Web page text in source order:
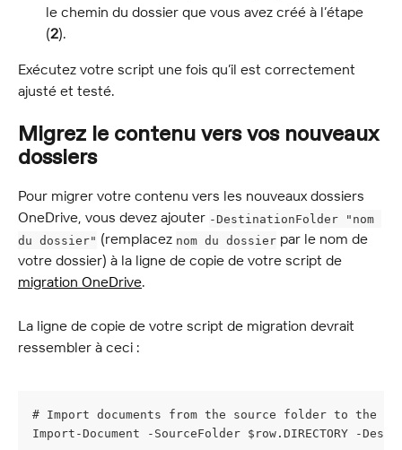
le chemin du dossier que vous avez créé à l’étape
(2).
Exécutez votre script une fois qu’il est correctement
ajusté et testé.
Migrez le contenu vers vos nouveaux
dossiers
Pour migrer votre contenu vers les nouveaux dossiers
OneDrive, vous devez ajouter -DestinationFolder "nom
du dossier" (remplacez nom du dossier par le nom de
votre dossier) à la ligne de copie de votre script de
migration OneDrive.
La ligne de copie de votre script de migration devrait
ressembler à ceci :
# Import documents from the source folder to the
Import-Document -SourceFolder $row.DIRECTORY